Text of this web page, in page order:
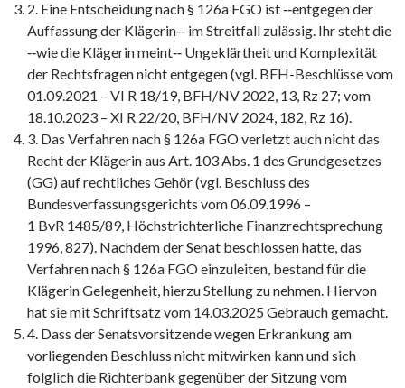
2. Eine Entscheidung nach § 126a FGO ist ‑‑entgegen der
Auffassung der Klägerin‑‑ im Streitfall zulässig. Ihr steht die
‑‑wie die Klägerin meint‑‑ Ungeklärtheit und Komplexität
der Rechtsfragen nicht entgegen (vgl. BFH-Beschlüsse vom
01.09.2021 – VI R 18/19, BFH/NV 2022, 13, Rz 27; vom
18.10.2023 – XI R 22/20, BFH/NV 2024, 182, Rz 16).
3. Das Verfahren nach § 126a FGO verletzt auch nicht das
Recht der Klägerin aus Art. 103 Abs. 1 des Grundgesetzes
(GG) auf rechtliches Gehör (vgl. Beschluss des
Bundesverfassungsgerichts vom 06.09.1996 –
1 BvR 1485/89, Höchstrichterliche Finanzrechtsprechung
1996, 827). Nachdem der Senat beschlossen hatte, das
Verfahren nach § 126a FGO einzuleiten, bestand für die
Klägerin Gelegenheit, hierzu Stellung zu nehmen. Hiervon
hat sie mit Schriftsatz vom 14.03.2025 Gebrauch gemacht.
4. Dass der Senatsvorsitzende wegen Erkrankung am
vorliegenden Beschluss nicht mitwirken kann und sich
folglich die Richterbank gegenüber der Sitzung vom